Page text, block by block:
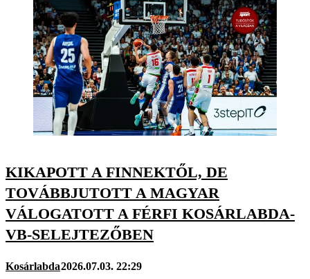
KIKAPOTT A FINNEKTŐL, DE
TOVÁBBJUTOTT A MAGYAR
VÁLOGATOTT A FÉRFI KOSÁRLABDA-
VB-SELEJTEZŐBEN
Kosárlabda2026.07.03. 22:29